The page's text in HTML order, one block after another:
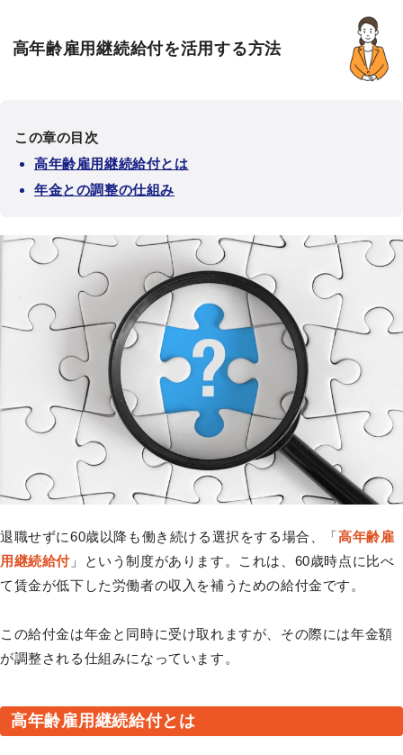
高年齢雇用継続給付を活用する方法
この章の目次
高年齢雇用継続給付とは
年金との調整の仕組み
退職せずに60歳以降も働き続ける選択をする場合、「高年齢雇
用継続給付 」という制度があります。これは、60歳時点に比べ
て賃金が低下した労働者の収入を補うための給付金です。
この給付金は年金と同時に受け取れますが、その際には年金額
が調整される仕組みになっています。
高年齢雇用継続給付とは